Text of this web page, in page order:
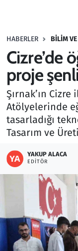
HABERLER BILIM
Cizre’de
proje
Şırnak’ın
Atölyelerinde
tasarladığı
Tasarım ve
YAKUP ALACA
EDITÖR
Haber
Kültür Sanat
Kurumsal
Lezzet
Oyun
Ramazan
Resmi İlanlar